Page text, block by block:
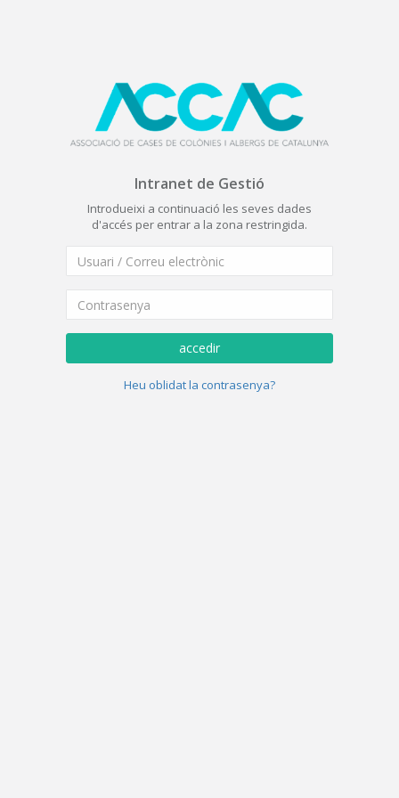
Intranet de Gestió
Introdueixi a continuació les seves dades
d'accés per entrar a la zona restringida.
accedir
Heu oblidat la contrasenya?